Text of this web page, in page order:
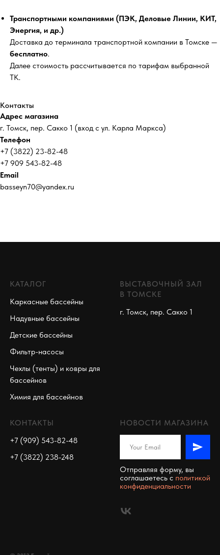
Транспортными компаниями (ПЭК, Деловые Линии, КИТ,
Энергия, и др.)
Доставка до терминала транспортной компании в Томске —
бесплатно.
Далее стоимость рассчитывается по тарифам выбранной
ТК.
Контакты
Адрес магазина
г. Томск, пер. Сакко 1 (вход с ул. Карла Маркса)
Телефон
+7 (3822) 23-82-48
+7 909 543-82-48
Email
basseyn70@yandex.ru
КАТАЛОГ
Каркасные бассейны
Надувные бассейны
Детские бассейны
Фильтр-насосы
Чехлы (тенты) и ковры для
бассейнов
Химия для бассейнов
ВЫСТАВОЧНЫЙ ЗАЛ
В ТОМСКЕ
г. Томск, пер. Сакко 1
КОНТАКТЫ
+7 (909) 543-82-48
+7 (3822) 238-248
НОВОСТИ МАГАЗИНА
Отправляя форму, вы
соглашаетесь c политикой
конфиденциальности